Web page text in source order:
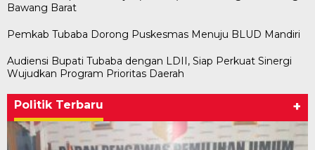
Bawang Barat
Pemkab Tubaba Dorong Puskesmas Menuju BLUD Mandiri
Audiensi Bupati Tubaba dengan LDII, Siap Perkuat Sinergi
Wujudkan Program Prioritas Daerah
Politik Terbaru +